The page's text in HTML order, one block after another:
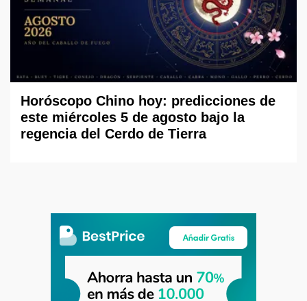
Horóscopo Chino hoy: predicciones de
este miércoles 5 de agosto bajo la
regencia del Cerdo de Tierra